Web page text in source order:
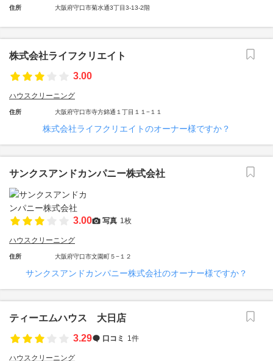
住所 大阪府守口市菊水通3丁目3-13-2階
株式会社ライフクリエイト
3.00
ハウスクリーニング
住所 大阪府守口市寺方錦通１丁目１１−１１
株式会社ライフクリエイトのオーナー様ですか？
サンクスアンドカンパニー株式会社
3.00 写真 1枚
ハウスクリーニング
住所 大阪府守口市文園町５−１２
サンクスアンドカンパニー株式会社のオーナー様ですか？
ティーエムハウス 大日店
3.29
口コミ 1件
ハウスクリーニング